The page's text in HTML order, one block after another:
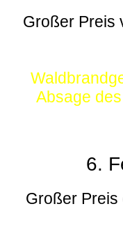
Großer Preis
Absage
6.
Großer Preis